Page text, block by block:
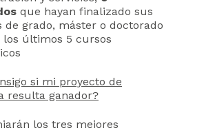
que hayan finalizado sus
de grado, máster o doctorado
últimos 5 cursos
si mi proyecto de
resulta ganador?
los tres mejores